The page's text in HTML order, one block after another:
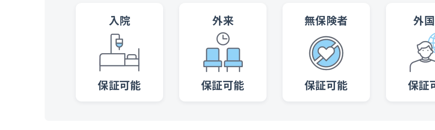
入院
保証可能
外来
保証可能
無保険者
保証可能
外
保証